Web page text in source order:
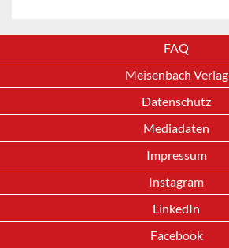
FAQ
Meisenbach Verlag
Datenschutz
Mediadaten
Impressum
Instagram
LinkedIn
Facebook